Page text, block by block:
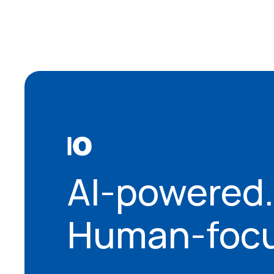
AI-powered.
Human-